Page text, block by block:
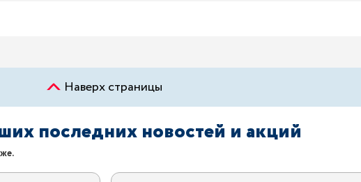
Наверх страницы
последних новостей и акций